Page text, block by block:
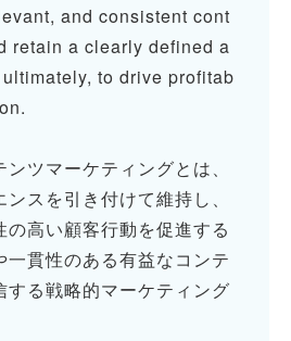
and consistent cont
retain a clearly defined a
to drive profitab
ツマーケティングとは、
スを引き付けて維持し、
高い顧客行動を促進する
一貫性のある有益なコンテ
する戦略的マーケティング